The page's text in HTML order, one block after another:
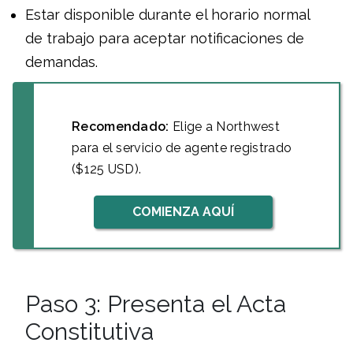
Estar disponible durante el horario normal
de trabajo para aceptar notificaciones de
demandas.
Recomendado: Elige a Northwest
para el servicio de agente registrado
($125 USD).
COMIENZA AQUÍ
Paso 3: Presenta el Acta
Constitutiva